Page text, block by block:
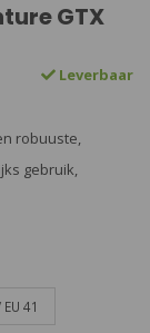
GTX
Leverbaar
robuuste,
gebruik,
41